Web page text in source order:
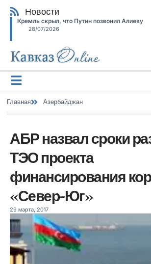
Новости
Кремль скрыл, что Путин позвонил Алиеву
28/07/2026
Главная Азербайджан
АБР назвал сроки
ТЭО проекта
финансирования
«Север-Юг»
29 марта, 2017